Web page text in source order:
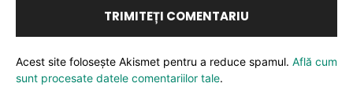
Acest site folosește Akismet pentru a reduce spamul. Află cum
sunt procesate datele comentariilor tale.